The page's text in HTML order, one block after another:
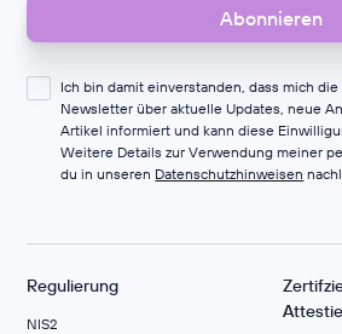
Ich bin damit einverstanden, dass mich
Newsletter über aktuelle Updates, neue
Artikel informiert und kann diese
Weitere Details zur Verwendung meiner
du in unseren Datenschutzhinweisen
Regulierung
NIS2